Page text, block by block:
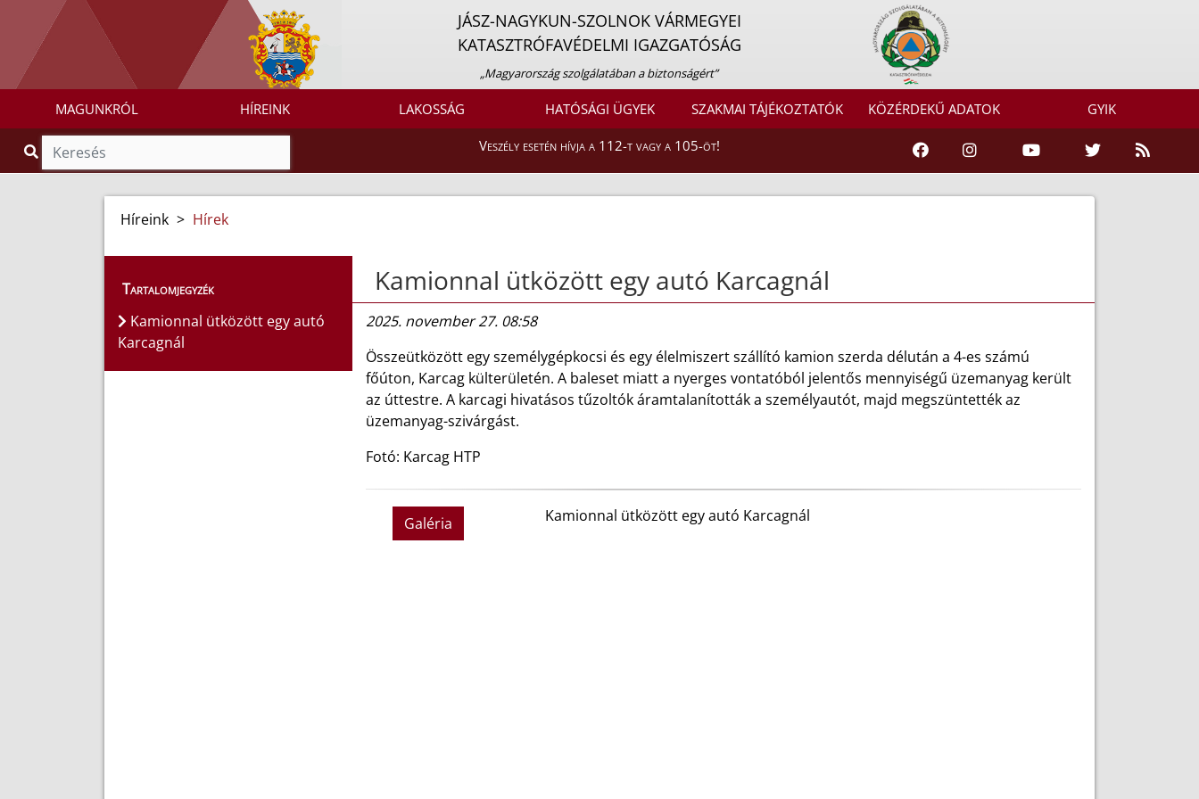
JÁSZ-NAGYKUN-SZOLNOK VÁRMEGYEI
KATASZTRÓFAVÉDELMI IGAZGATÓSÁG
„Magyarország szolgálatában a biztonságért”
MAGUNKRÓL HÍREINK LAKOSSÁG HATÓSÁGI ÜGYEK SZAKMAI TÁJÉKOZTATÓK KÖZÉRDEKŰ ADATOK GYIK
Veszély esetén hívja a 112-t vagy a 105-öt!
Híreink > Hírek
Tartalomjegyzék
Kamionnal ütközött egy autó
Karcagnál
Kamionnal ütközött egy autó Karcagnál
2025. november 27. 08:58
Összeütközött egy személygépkocsi és egy élelmiszert szállító kamion szerda délután a 4-es számú
főúton, Karcag külterületén. A baleset miatt a nyerges vontatóból jelentős mennyiségű üzemanyag került
az úttestre. A karcagi hivatásos tűzoltók áramtalanították a személyautót, majd megszüntették az
üzemanyag-szivárgást.
Fotó: Karcag HTP
Galéria Kamionnal ütközött egy autó Karcagnál